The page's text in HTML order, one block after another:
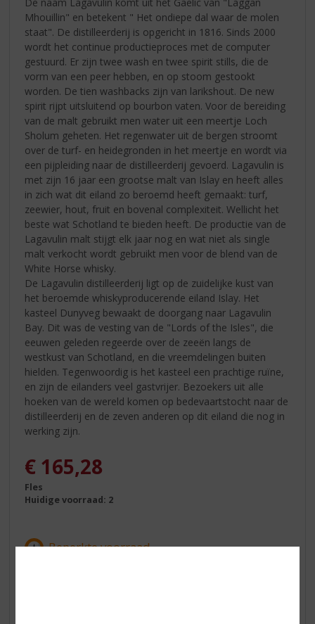
Mhouillin" en betekent " Het ondiepe dal waar de molen
staat". De distilleerderij is opgericht in 1816. Sinds 2000
wordt het continue productieproces met de computer
gestuurd. Er zijn twee wash en twee spirit stills, die de
vorm van een peer hebben, en op stoom gestookt
worden. De tien washbacks zijn van larikshout. De new
spirit rijpt uitsluitend op bourbon vaten. Voor de bereiding
van de malt gebruikt men water uit een meertje Loch
Sholum geheten. Het regenwater uit de bergen stroomt
over de turf- en heidegronden in het meertje en wordt via
een pijpleiding naar de distilleerderij gevoerd. Lagavulin is
met zijn 16 jaar een grootse malt van Islay en heeft alles
in zich wat dit eiland zo beroemd heeft gemaakt: turf,
zeewier, hout, fruit en bovenal complexiteit. Wellicht het
beste wat Schotland te bieden heeft. De productie van de
Lagavulin malt stijgt elk jaar nog en wat niet als single
malt verkocht wordt gebruikt men voor de blend van de
White Horse whisky.
De Lagavulin distilleerderij ligt op de zuidelijke kust van
het beroemde whiskyproducerende eiland Islay. Het
kasteel Dunyveg bewaakt de doorgang naar Lagavulin
Bay. Dit was de vesting van de "Lords of the Isles", die
eeuwen geleden regeerde over de zeeën langs de
westkust van Schotland, en die vreemdelingen buiten
hielden. Tegenwoordig is het kasteel een prachtige ruïne,
en zijn de eilanders veel gastvrijer. Bezoekers uit alle
hoeken van de wereld komen op bedevaartstocht naar de
distilleerderij en de zeven anderen op dit eiland die nog in
werking zijn.
€ 165,28
Fles
Huidige voorraad: 2